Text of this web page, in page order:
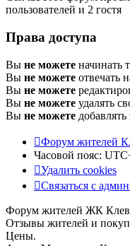
пользователей и 2 гостя
Права доступа
Вы не можете начинать
Вы не можете отвечать
Вы не можете
Вы не можете удалять
Вы не можете
Форум жителей
Часовой пояс:
Удалить cookies
Связаться с
Форум жителей ЖК
Отзывы жителей и
Цены.